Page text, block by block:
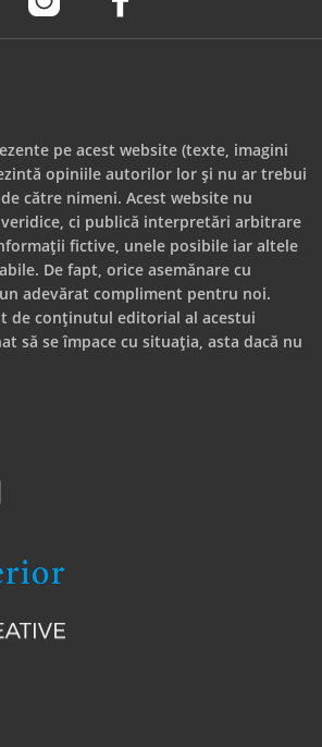
pe acest website (texte, imagini
opiniile autorilor lor și nu ar trebui
către nimeni. Acest website nu
ci publică interpretări arbitrare
fictive, unele posibile iar altele
De fapt, orice asemănare cu
adevărat compliment pentru noi.
de conținutul editorial al acestui
să se împace cu situația, asta dacă nu